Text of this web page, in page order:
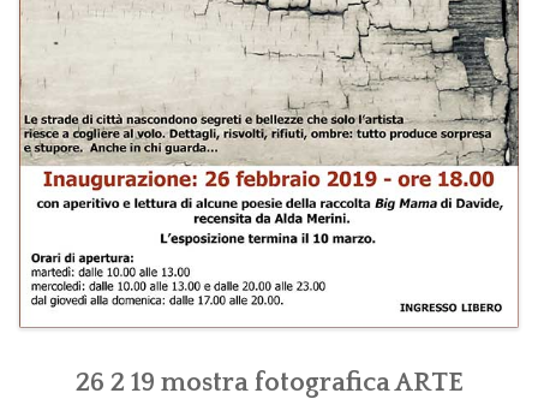
26 2 19 mostra fotografica ARTE